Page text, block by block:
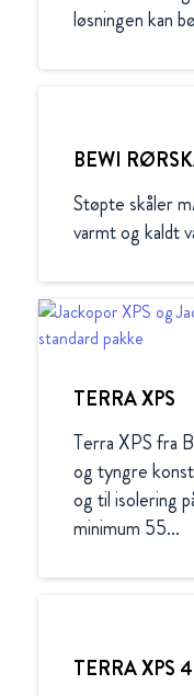
løsningen kan
BEWI
Støpte skåler
TERRA XPS
Terra XPS fra
og tyngre
og til isolering
minimum 55...
TERRA XPS